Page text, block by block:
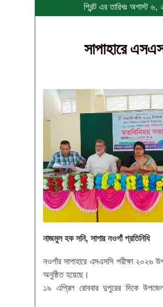
প্রিন্ট এর তারিখঃ অগাস্ট
সাপাহারে
নাজমুল হক সনি, সাপার নওগাঁ প্রতিনিধি
নওগাঁর সাপাহারে এসএসসি পরীক্ষা ২০২৬
অনুষ্ঠিত হয়েছে।
১৯ এপ্রিল রোববার দুপুরের দিকে